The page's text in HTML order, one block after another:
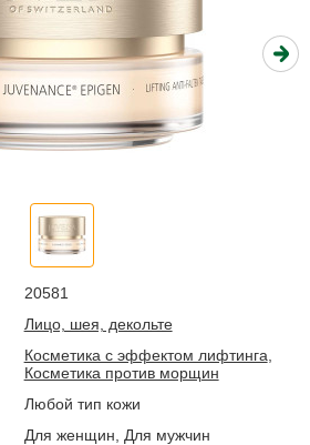
20581
Лицо, шея, декольте
Косметика с эффектом лифтинга
Косметика против морщин
Любой тип кожи
Для женщин, Для мужчин